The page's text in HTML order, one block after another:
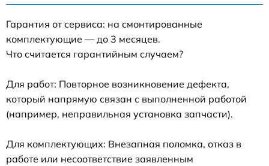
Гарантия от сервиса: на смонтированные
комплектующие — до 3 месяцев.
Что считается гарантийным случаем?
Для работ: Повторное возникновение дефекта,
который напрямую связан с выполненной работой
(например, неправильная установка запчасти).
Для комплектующих: Внезапная поломка, отказ в
работе или несоответствие заявленным